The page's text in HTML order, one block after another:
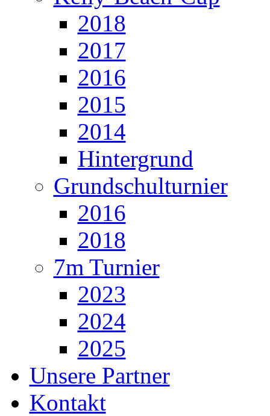
2018
2017
2016
2015
2014
Hintergrund
Grundschulturnier
2016
2018
7m Turnier
2023
2024
2025
Unsere Partner
Kontakt